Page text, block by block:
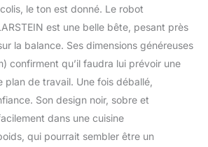
mixeur est
incroyablement
polyvalent. FACILE À
UTILISER : vous n'avez
pas besoin d'être devant
le robot de cuisine
universel toute la
journée. L'écran vous
informe de la vitesse et
du temps et le contrôle
le ton est donné. Le robot
est une belle bête, pesant près
la balance. Ses dimensions généreuses
confirment qu’il faudra lui prévoir une
plan de travail. Une fois déballé,
Son design noir, sobre et
dans une cuisine
qui pourrait sembler être un